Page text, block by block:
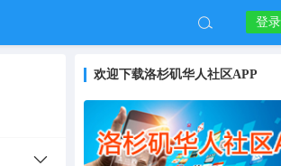
登录
欢迎下载洛杉矶华人社区APP